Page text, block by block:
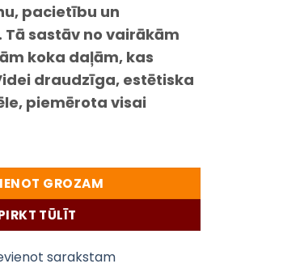
pacietību un
sastāv no vairākām
koka daļām, kas
draudzīga, estētiska
piemērota visai
GROZAM
TŪLĪT
sarakstam